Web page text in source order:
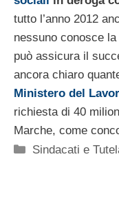
tutto l’anno 2012
nessuno conosce
può assicura il
ancora chiaro
Ministero del
richiesta di 40
Marche, come
Categorie
Sindacati e